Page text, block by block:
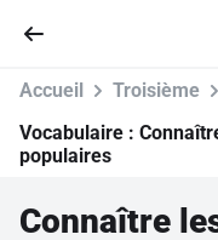
Accueil Troisième
Vocabulaire :
populaires